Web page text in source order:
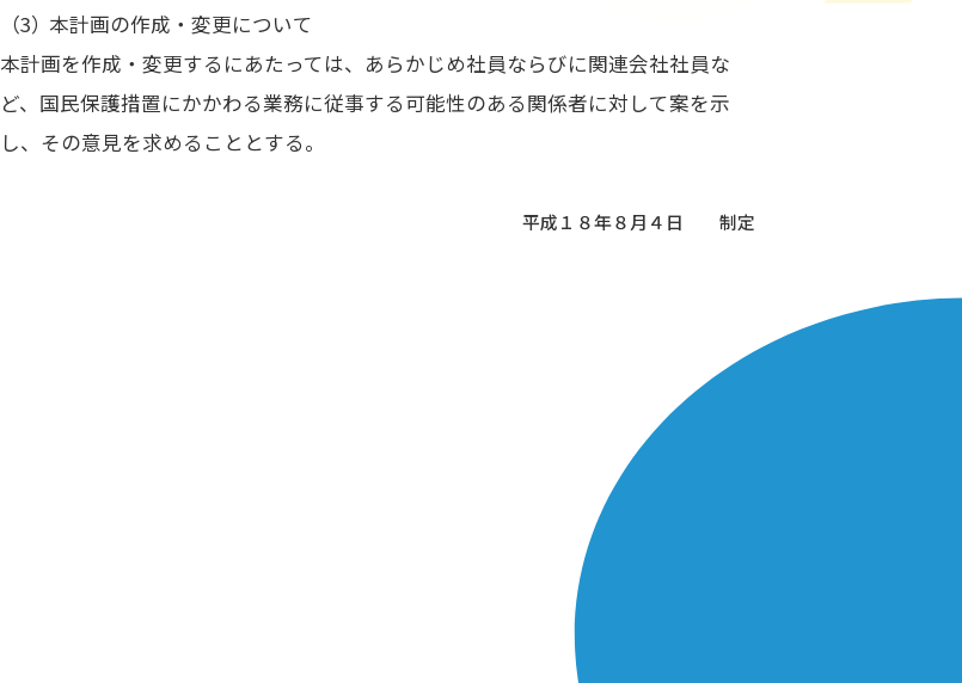
本計画の作成・変更について
本計画を作成・変更するにあたっては、あらかじめ社員ならびに関連会社社員な
ど、国民保護措置にかかわる業務に従事する可能性のある関係者に対して案を示
し、その意見を求めることとする。
平成１８年８月４日 制定